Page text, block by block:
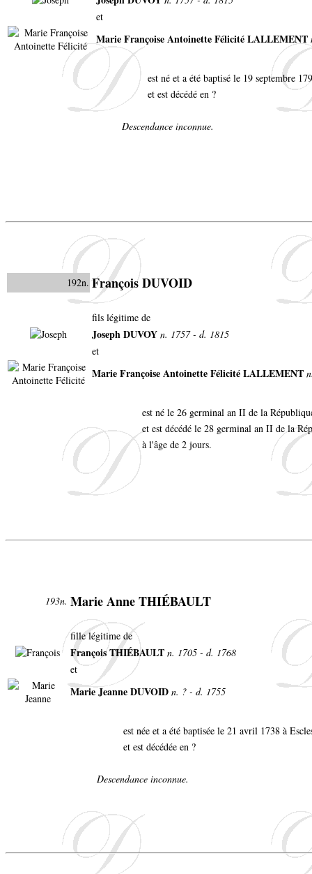
et
Marie Françoise Antoinette Félicité LALLEMENT
est né et a été baptisé le 19 septembre
et est décédé en ?
Descendance inconnue.
192n. François DUVOID
fils légitime de
Joseph DUVOY n. 1757 - d. 1815
et
Marie Françoise Antoinette Félicité LALLEMENT
est né le 26 germinal an II de la
et est décédé le 28 germinal an II de la
à l'âge de 2 jours.
193n. Marie Anne THIÉBAULT
fille légitime de
François THIÉBAULT n. 1705 - d. 1768
et
Marie Jeanne DUVOID n. ? - d. 1755
est née et a été baptisée le 21 avril 1738 à
et est décédée en ?
Descendance inconnue.